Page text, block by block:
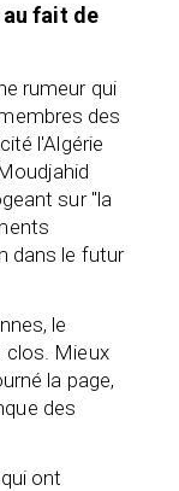
fait de
rumeur qui
des
l'Algérie
sur "la
dans le futur
le
clos. Mieux
la page,
des
ont